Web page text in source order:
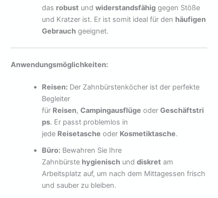
das robust undwiderstandsfähig gegen Stöße
und Kratzer ist. Er ist somit ideal für den häufigen
Gebrauch geeignet.
Anwendungsmöglichkeiten:
Reisen: Der Zahnbürstenköcher ist der perfekte
Begleiter
für Reisen,Campingausflüge oderGeschäftstri
ps. Er passt problemlos in
jede Reisetasche oder Kosmetiktasche.
Büro: Bewahren Sie Ihre
Zahnbürste hygienisch unddiskret am
Arbeitsplatz auf, um nach dem Mittagessen frisch
und sauber zu bleiben.